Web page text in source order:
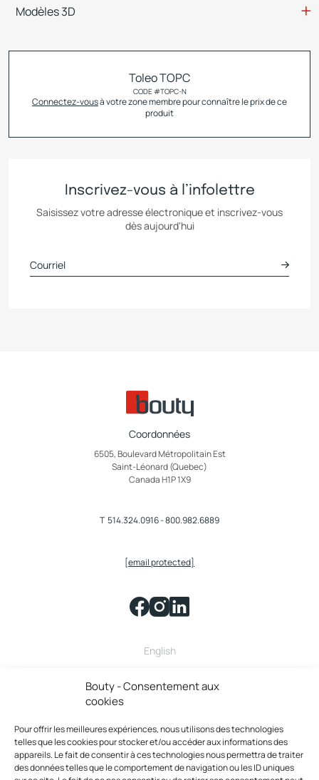
Bouty - Consentement aux
cookies
Pour offrir les meilleures expériences, nous utilisons des technologies
telles que les cookies pour stocker et/ou accéder aux informations des
appareils. Le fait de consentir à ces technologies nous permettra de traiter
des données telles que le comportement de navigation ou les ID uniques
Modèles 3D
Toleo TOPC
CODE #TOPC-N
Connectez-vousà votre zone membre pour connaître le prix de ce
produit
Inscrivez-vous à l’infolettre
Saisissez votre adresse électronique et inscrivez-vous
dès aujourd'hui
Coordonnées
6505, Boulevard Métropolitain Est
Saint-Léonard (Quebec)
Canada H1P 1X9
T 514.324.0916-800.982.6889
[email protected]
English
Bouty fait partie de la famille